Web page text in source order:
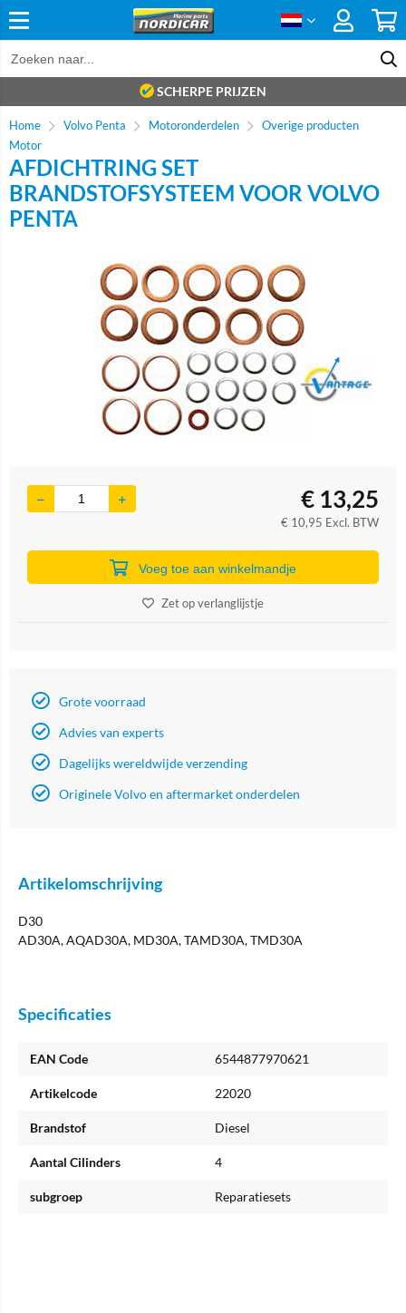
SCHERPE PRIJZEN
Home Volvo Penta Motoronderdelen
Overige producten
Motor
AFDICHTRING SET
BRANDSTOFSYSTEEM VOOR VOLVO
PENTA
Brand
€ 13,25
€ 10,95 Excl. BTW
Voeg toe aan winkelmandje
Zet op verlanglijstje
Grote voorraad
Advies van experts
Dagelijks wereldwijde verzending
Originele Volvo en aftermarket onderdelen
Artikelomschrijving
D30
AD30A, AQAD30A, MD30A, TAMD30A, TMD30A
Specificaties
EAN Code 6544877970621
Artikelcode 22020
Brandstof Diesel
Aantal Cilinders 4
subgroep Reparatiesets